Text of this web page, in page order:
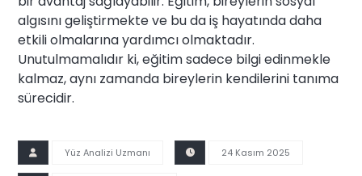
algısını geliştirmekte ve bu da iş hayatında daha
etkili olmalarına yardımcı olmaktadır.
Unutulmamalıdır ki, eğitim sadece bilgi edinmekle
kalmaz, aynı zamanda bireylerin kendilerini tanıma
sürecidir.
Yüz Analizi Uzmanı 24 Kasım 2025